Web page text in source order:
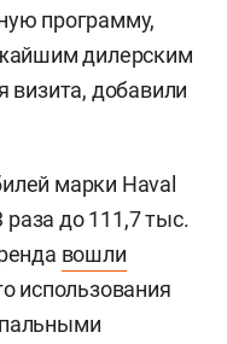
программу,
дилерским
визита, добавили
марки Haval
раза до 111,7 тыс.
вошли
использования